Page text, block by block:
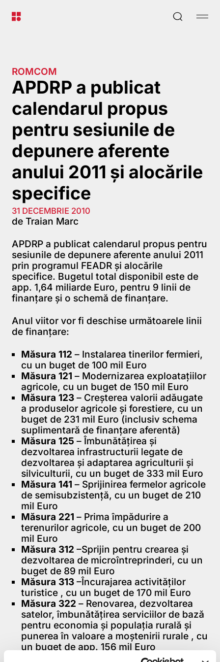
ROMCOM
APDRP a publicat
calendarul propus
pentru sesiunile de
depunere aferente
anului 2011 şi alocările
specifice
31 DECEMBRIE 2010
de Traian Marc
APDRPa publicat calendarul propus pentru
sesiunile de depunere aferente anului 2011
prin programul FEADR şi alocările
specifice. Bugetul total disponibil este de
app. 1,64 miliarde Euro, pentru 9 linii de
finanţare şi o schemă de finanţare.
Anul viitor vor fi deschise următoarele linii
de finanţare:
Măsura 112 – Instalarea tinerilor fermieri,
cu un buget de 100 mil Euro
Măsura 121 – Modernizarea exploataţiilor
agricole, cu un buget de 150 mil Euro
Măsura 123 – Creşterea valorii adăugate
a produselor agricole şi forestiere, cu un
buget de 231 mil Euro (inclusiv schema
suplimentară de finanţare aferentă)
Măsura 125 – Îmbunătăţirea şi
dezvoltarea infrastructurii legate de
dezvoltarea şi adaptarea agriculturii şi
silviculturii, cu un buget de 333 mil Euro
Măsura 141 – Sprijinirea fermelor agricole
de semisubzistenţă, cu un buget de 210
mil Euro
Măsura 221 – Prima împădurire a
terenurilor agricole, cu un buget de 200
mil Euro
Măsura 312 –Sprijin pentru crearea şi
dezvoltarea de microîntreprinderi, cu un
buget de 89 mil Euro
Măsura 313 –Încurajarea activităţilor
turistice , cu un buget de 170 mil Euro
Măsura 322 – Renovarea, dezvoltarea
satelor, îmbunătăţirea serviciilor de bază
pentru economia şi populaţia rurală şi
punerea în valoare a moştenirii rurale , cu
un buget de app. 156 mil Euro